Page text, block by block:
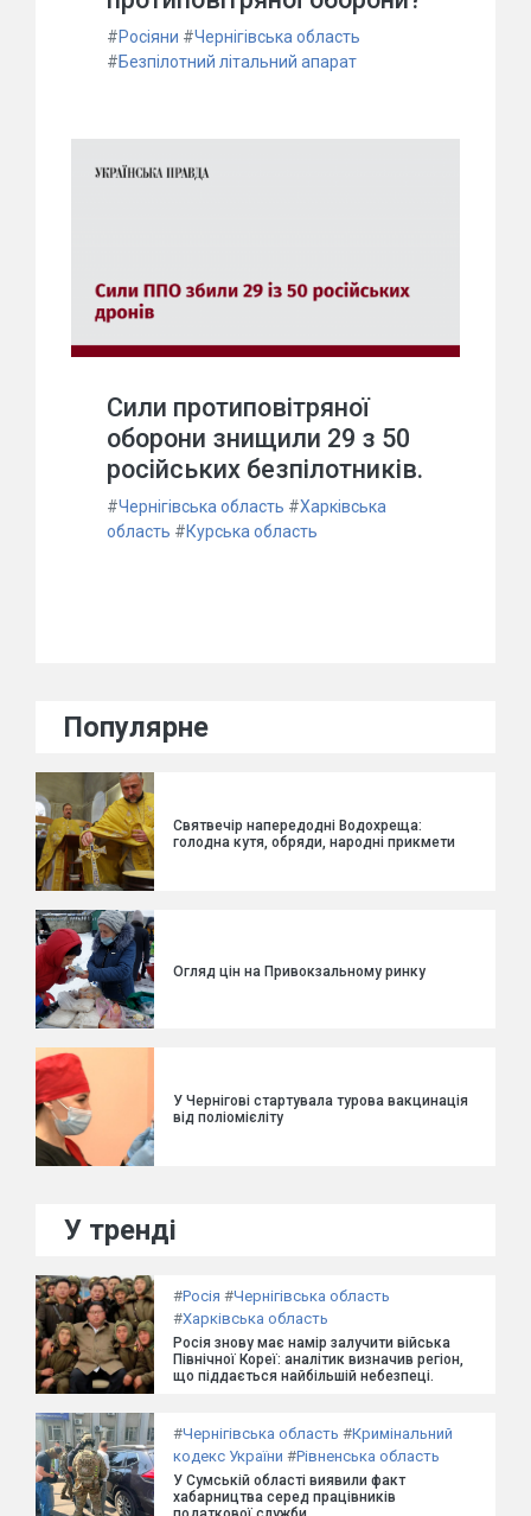
#Росіяни #Чернігівська область
#Безпілотний літальний апарат
Сили протиповітряної
оборони знищили 29 з 50
російських безпілотників.
#Чернігівська область #Харківська
область #Курська область
Популярне
Святвечір напередодні Водохреща:
голодна кутя, обряди, народні прикмети
Огляд цін на Привокзальному ринку
У Чернігові стартувала турова вакцинація
від поліомієліту
У тренді
#Росія #Чернігівська область
#Харківська область
Росія знову має намір залучити війська
Північної Кореї: аналітик визначив регіон,
що піддається найбільшій небезпеці.
#Чернігівська область #Кримінальний
кодекс України #Рівненська область
У Сумській області виявили факт
хабарництва серед працівників